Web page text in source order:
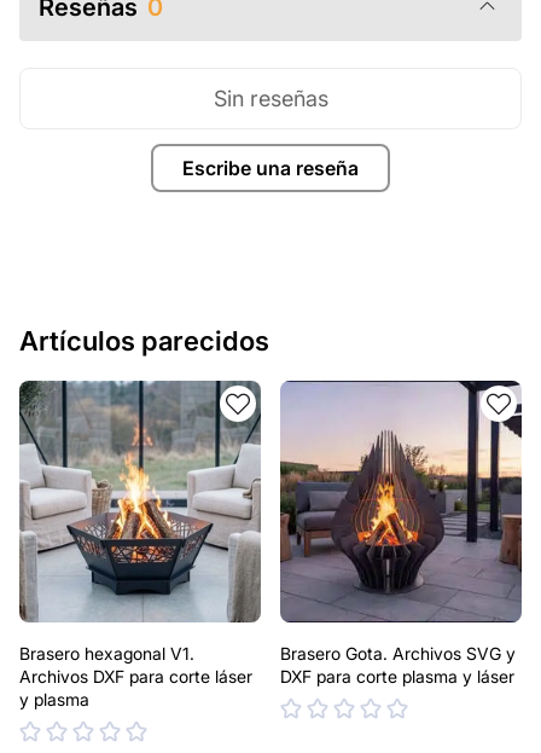
Reseñas 0
Escribe una reseña
Sin reseñas
Artículos parecidos
Brasero hexagonal V1.
Archivos DXF para corte láser
y plasma
Brasero Gota. Archivos SVG y
DXF para corte plasma y láser